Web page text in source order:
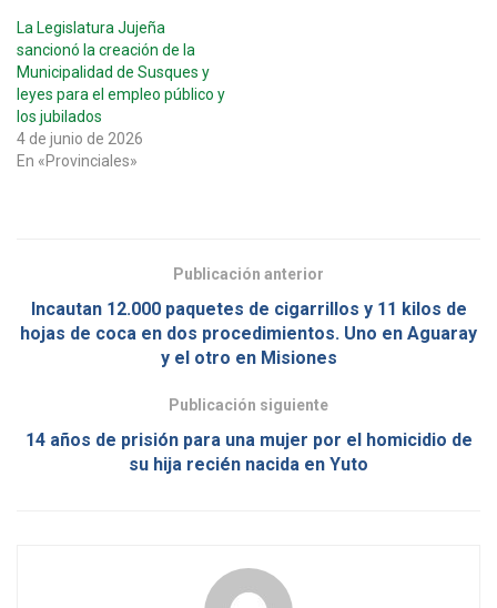
La Legislatura Jujeña
sancionó la creación de la
Municipalidad de Susques y
leyes para el empleo público y
los jubilados
4 de junio de 2026
En «Provinciales»
Publicación anterior
Incautan 12.000 paquetes de cigarrillos y 11 kilos de
hojas de coca en dos procedimientos. Uno en Aguaray
y el otro en Misiones
Publicación siguiente
14 años de prisión para una mujer por el homicidio de
su hija recién nacida en Yuto